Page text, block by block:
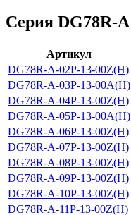
Серия DG78R-A
Артикул
DG78R-A-02P-13-00Z(H)
DG78R-A-03P-13-00A(H)
DG78R-A-04P-13-00Z(H)
DG78R-A-05P-13-00A(H)
DG78R-A-06P-13-00Z(H)
DG78R-A-07P-13-00Z(H)
DG78R-A-08P-13-00Z(H)
DG78R-A-09P-13-00Z(H)
DG78R-A-10P-13-00Z(H)
DG78R-A-11P-13-00Z(H)